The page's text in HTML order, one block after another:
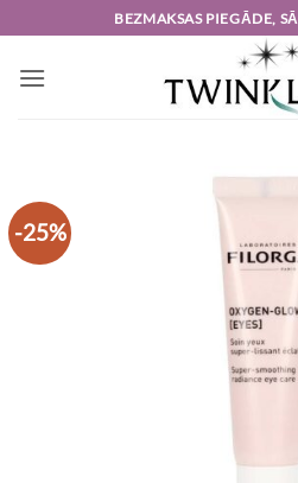
to
content
BEZMAKSAS PIEGĀDE,
-25%